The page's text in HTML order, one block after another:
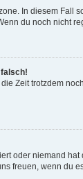
In diesem Fall
du noch nicht
Zeit trotzdem
oder niemand
freuen, wenn du